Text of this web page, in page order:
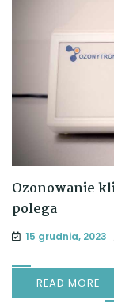
Ozonowanie
polega
15 grudnia, 2023
READ MORE